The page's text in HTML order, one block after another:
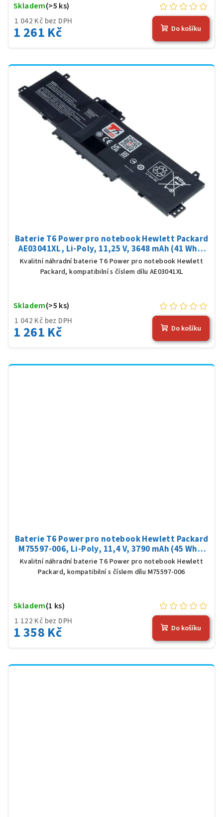
1 042 Kč bez DPH
1 261 Kč
Skladem(>5 ks)
Do košíku
Baterie T6 Power pro notebook Hewlett Packard
AE03041XL, Li-Poly, 11,25 V, 3648 mAh (41 Wh),
černá
Kvalitní náhradní baterie T6 Power pro notebook Hewlett
Packard, kompatibilní s číslem dílu AE03041XL
1 042 Kč bez DPH
1 261 Kč
Skladem(>5 ks)
Do košíku
Baterie T6 Power pro notebook Hewlett Packard
M75597-006, Li-Poly, 11,4 V, 3790 mAh (45 Wh),
černá
Kvalitní náhradní baterie T6 Power pro notebook Hewlett
Packard, kompatibilní s číslem dílu M75597-006
1 122 Kč bez DPH
1 358 Kč
Skladem(1 ks)
Do košíku